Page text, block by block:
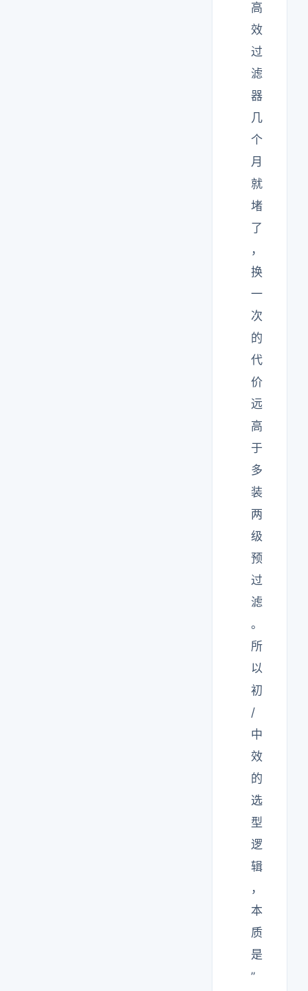
高
效
过
滤
器
几
个
月
就
堵
了
，
换
一
次
的
代
价
远
高
于
多
装
两
级
预
过
滤
。
所
以
初
/
中
效
的
选
型
逻
辑
，
本
质
是
”